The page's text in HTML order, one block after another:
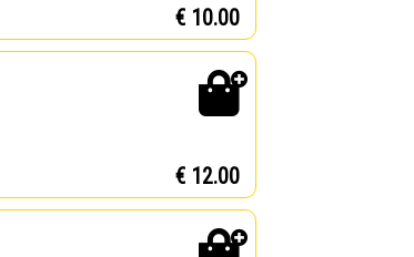
€ 10.00
€ 12.00